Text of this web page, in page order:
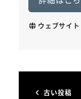
ウェブサイト
古い投稿